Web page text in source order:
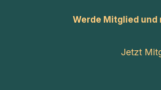
Werde Mitglied und
Jetzt